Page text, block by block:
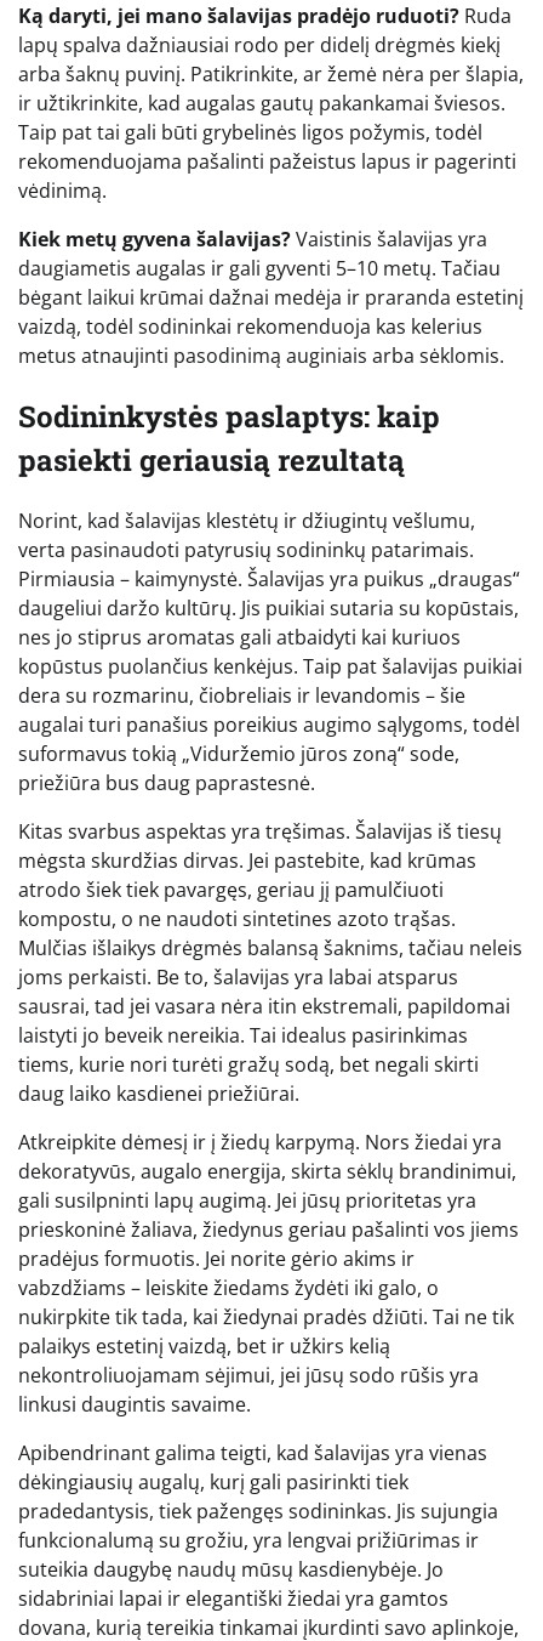
Ką daryti, jei mano šalavijas pradėjo ruduoti? Ruda
lapų spalva dažniausiai rodo per didelį drėgmės kiekį
arba šaknų puvinį. Patikrinkite, ar žemė nėra per šlapia,
ir užtikrinkite, kad augalas gautų pakankamai šviesos.
Taip pat tai gali būti grybelinės ligos požymis, todėl
rekomenduojama pašalinti pažeistus lapus ir pagerinti
vėdinimą.
Kiek metų gyvena šalavijas?Vaistinis šalavijas yra
daugiametis augalas ir gali gyventi 5–10 metų. Tačiau
bėgant laikui krūmai dažnai medėja ir praranda estetinį
vaizdą, todėl sodininkai rekomenduoja kas kelerius
metus atnaujinti pasodinimą auginiais arba sėklomis.
Sodininkystės paslaptys: kaip
pasiekti geriausią rezultatą
Norint, kad šalavijas klestėtų ir džiugintų vešlumu,
verta pasinaudoti patyrusių sodininkų patarimais.
Pirmiausia – kaimynystė. Šalavijas yra puikus „draugas“
daugeliui daržo kultūrų. Jis puikiai sutaria su kopūstais,
nes jo stiprus aromatas gali atbaidyti kai kuriuos
kopūstus puolančius kenkėjus. Taip pat šalavijas puikiai
dera su rozmarinu, čiobreliais ir levandomis – šie
augalai turi panašius poreikius augimo sąlygoms, todėl
suformavus tokią „Viduržemio jūros zoną“ sode,
priežiūra bus daug paprastesnė.
Kitas svarbus aspektas yra tręšimas. Šalavijas iš tiesų
mėgsta skurdžias dirvas. Jei pastebite, kad krūmas
atrodo šiek tiek pavargęs, geriau jį pamulčiuoti
kompostu, o ne naudoti sintetines azoto trąšas.
Mulčias išlaikys drėgmės balansą šaknims, tačiau neleis
joms perkaisti. Be to, šalavijas yra labai atsparus
sausrai, tad jei vasara nėra itin ekstremali, papildomai
laistyti jo beveik nereikia. Tai idealus pasirinkimas
tiems, kurie nori turėti gražų sodą, bet negali skirti
daug laiko kasdienei priežiūrai.
Atkreipkite dėmesį ir į žiedų karpymą. Nors žiedai yra
dekoratyvūs, augalo energija, skirta sėklų brandinimui,
gali susilpninti lapų augimą. Jei jūsų prioritetas yra
prieskoninė žaliava, žiedynus geriau pašalinti vos jiems
pradėjus formuotis. Jei norite gėrio akims ir
vabzdžiams – leiskite žiedams žydėti iki galo, o
nukirpkite tik tada, kai žiedynai pradės džiūti. Tai ne tik
palaikys estetinį vaizdą, bet ir užkirs kelią
nekontroliuojamam sėjimui, jei jūsų sodo rūšis yra
linkusi daugintis savaime.
Apibendrinant galima teigti, kad šalavijas yra vienas
dėkingiausių augalų, kurį gali pasirinkti tiek
pradedantysis, tiek pažengęs sodininkas. Jis sujungia
funkcionalumą su grožiu, yra lengvai prižiūrimas ir
suteikia daugybę naudų mūsų kasdienybėje. Jo
sidabriniai lapai ir elegantiški žiedai yra gamtos
dovana, kurią tereikia tinkamai įkurdinti savo aplinkoje,